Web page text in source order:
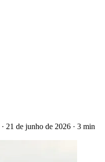
· 21 de junho de 2026 · 3 min